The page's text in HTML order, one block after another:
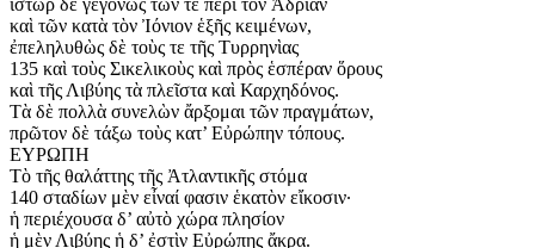
ἴστωρ δὲ γεγονὼς τῶν τε περὶ τὸν Ἀδρὶαν
καὶ τῶν κατὰ τὸν Ἰόνιον ἑξῆς κειμένων,
ἐπεληλυθὼς δὲ τοὺς τε τῆς Τυρρηνὶας
135 καὶ τοὺς Σικελικοὺς καὶ πρὸς ἑσπέραν ὅρους
καὶ τῆς Λιβύης τὰ πλεῖστα καὶ Καρχηδόνος.
Τὰ δὲ πολλὰ συνελὼν ἄρξομαι τῶν πραγμάτων,
πρῶτον δὲ τάξω τοὺς κατ’ Εὐρώπην τόπους.
ΕΥΡΩΠΗ
Τὸ τῆς θαλάττης τῆς Ἀτλαντικῆς στόμα
140 σταδίων μὲν εἶναί φασιν ἑκατὸν εἴκοσιν·
ἡ περιέχουσα δ’ αὐτὸ χώρα πλησίον
ἡ μὲν Λιβύης ἡ δ’ ἐστὶν Εὐρώπης ἄκρα.